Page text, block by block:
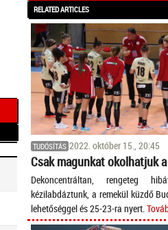
RELATED ARTICLES
TUDÓSÍTÁS 2022. október 15., 20:45
Csak magunkat okolhatjuk
Dekoncentráltan, rengeteg
kézilabdáztunk, a remekül küzdő
lehetőséggel és 25-23-ra nyert.